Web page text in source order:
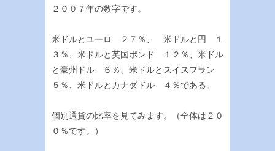
２００７年の数字です。
米ドルとユーロ ２７％、 米ドルと円 １
３％、米ドルと英国ポンド １２％、米ドル
と豪州ドル ６％、米ドルとスイスフラン
５％、米ドルとカナダドル ４％である。
個別通貨の比率を見てみます。（全体は２０
０％です。）